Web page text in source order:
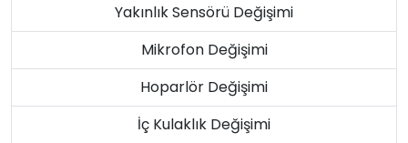
Yakınlık Sensörü Değişimi
Mikrofon Değişimi
Hoparlör Değişimi
İç Kulaklık Değişimi